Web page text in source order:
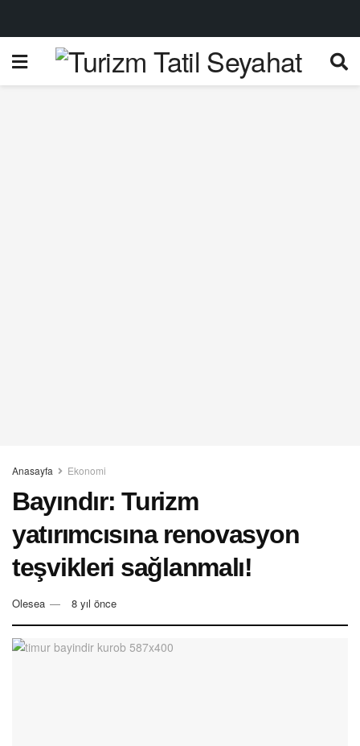
Anasayfa Ekonomi
Bayındır: Turizm
yatırımcısına renovasyon
teşvikleri sağlanmalı!
Olesea 8 yıl önce